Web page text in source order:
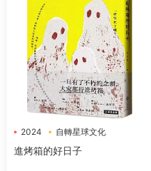
2024
自轉星球文化
電子書
進烤箱的好日子